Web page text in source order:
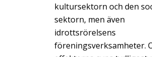
kultursektorn och den
sektorn, men även
idrottsrörelsens
föreningsverksamheter.